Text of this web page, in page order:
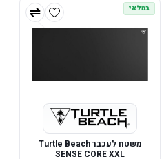
במלאי
משטח לעכבר Turtle Beach
SENSE CORE XXL